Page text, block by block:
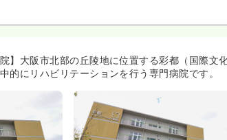
】大阪市北部の丘陵地に位置する彩都（国際文
的にリハビリテーションを行う専門病院です。